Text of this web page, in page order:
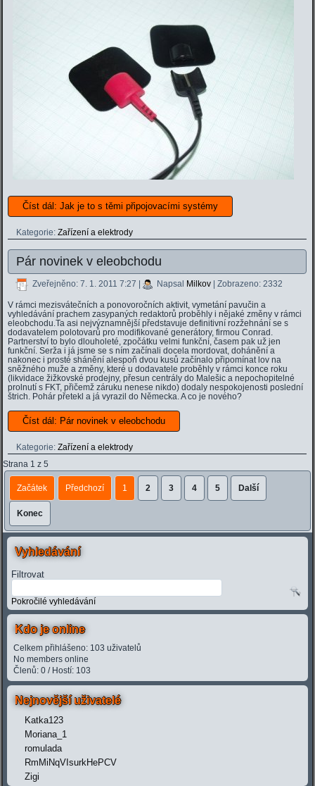
Číst dál: Jak je to s těmi připojovacími systémy
Kategorie:Zařízení a elektrody
Pár novinek v eleobchodu
Zveřejněno: 7. 1. 2011 7:27 | Napsal Milkov | Zobrazeno: 2332
V rámci mezisvátečních a ponovoročních aktivit, vymetání pavučin a
vyhledávání prachem zasypaných redaktorů proběhly i nějaké změny v rámci
eleobchodu.Ta asi nejvýznamnější představuje definitivní rozžehnání se s
dodavatelem polotovarů pro modifikované generátory, firmou Conrad.
Partnerství to bylo dlouholeté, zpočátku velmi funkční, časem pak už jen
funkční. Serža i já jsme se s ním začínali docela mordovat, dohánění a
nakonec i prosté shánění alespoň dvou kusů začínalo připomínat lov na
sněžného muže a změny, které u dodavatele proběhly v rámci konce roku
(likvidace žižkovské prodejny, přesun centrály do Malešic a nepochopitelné
prolnutí s FKT, přičemž záruku nenese nikdo) dodaly nespokojenosti poslední
štrich. Pohár přetekl a já vyrazil do Německa. A co je nového?
Číst dál: Pár novinek v eleobchodu
Kategorie:Zařízení a elektrody
Strana 1 z 5
Začátek Předchozí 1 2 3 4 5 Další
Konec
Vyhledávání
Filtrovat
Pokročilé vyhledávání
Kdo je online
Celkem přihlášeno: 103 uživatelů
No members online
Členů: 0 / Hostí: 103
Nejnovější uživatelé
Katka123
Moriana_1
romulada
RmMiNqVIsurkHePCV
Zigi